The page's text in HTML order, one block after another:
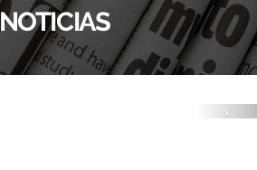
NOTICIAS